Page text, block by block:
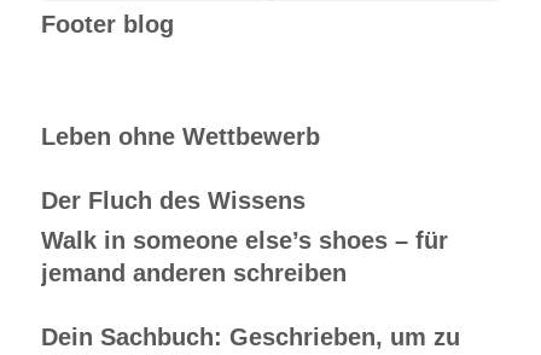
Footer blog
Leben ohne Wettbewerb
Der Fluch des Wissens
Walk in someone else’s shoes – für
jemand anderen schreiben
Dein Sachbuch: Geschrieben, um zu